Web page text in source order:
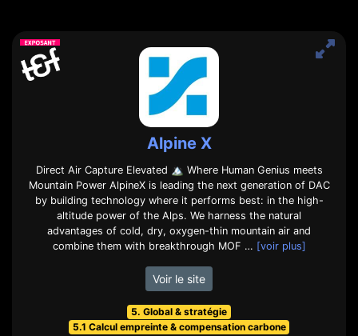
Alpine X
Direct Air Capture Elevated 🏔️ Where Human Genius meets
Mountain Power AlpineX is leading the next generation of DAC
by building technology where it performs best: in the high-
altitude power of the Alps. We harness the natural
advantages of cold, dry, oxygen-thin mountain air and
combine them with breakthrough MOF … [voir plus]
Voir le site
5. Global & stratégie
5.1 Calcul empreinte & compensation carbone